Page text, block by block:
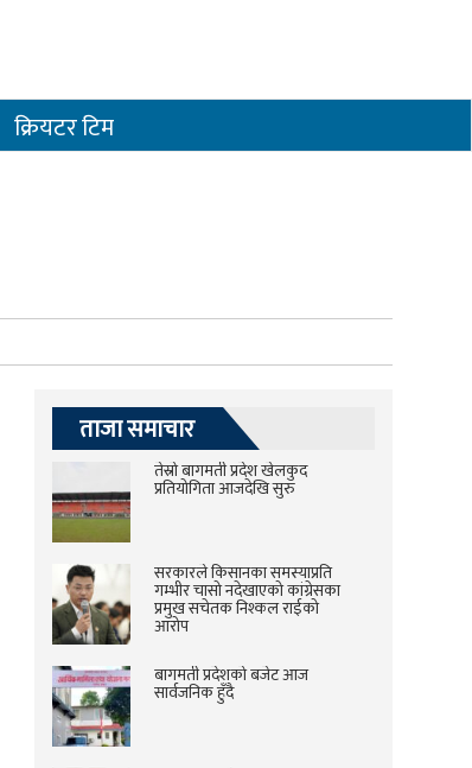
क्रियटर टिम
ताजा समाचार
तेस्रो बागमती प्रदेश खेलकुद
प्रतियोगिता आजदेखि सुरु
सरकारले किसानका समस्याप्रति
गम्भीर चासो नदेखाएको कांग्रेसका
प्रमुख सचेतक निश्कल राईको
आरोप
बागमती प्रदेशको बजेट आज
सार्वजनिक हुँदै